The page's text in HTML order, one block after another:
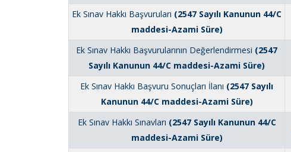
Ek Sınav Hakkı Başvuruları (2547 Sayılı Kanunun 44/C
maddesi-Azami Süre)
Ek Sınav Hakkı Başvurularının Değerlendirmesi (2547
Sayılı Kanunun 44/C maddesi-Azami Süre)
Ek Sınav Hakkı Başvuru Sonuçları İlanı (2547 Sayılı
Kanunun 44/C maddesi-Azami Süre)
Ek Sınav Hakkı Sınavları (2547 Sayılı Kanunun 44/C
maddesi-Azami Süre)